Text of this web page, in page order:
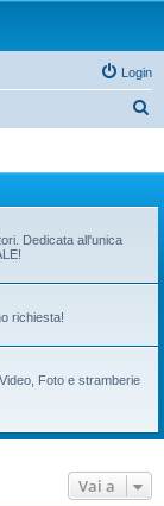
Login
Dedicata all'unica
richiesta!
Foto e stramberie
Vai a